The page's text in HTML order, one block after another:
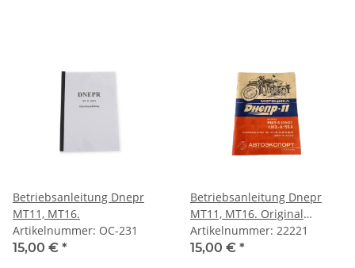
Betriebsanleitung Dnepr
MT11, MT16.
Artikelnummer: OC-231
15,00 € *
Betriebsanleitung Dnepr
MT11, MT16. Original
russisch leicht gebraucht.
Artikelnummer: 22221
15,00 € *